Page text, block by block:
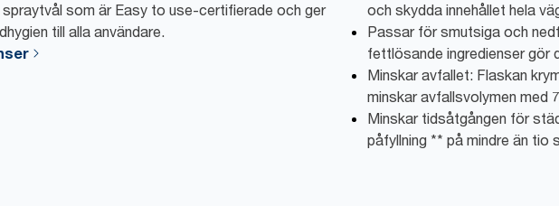
som är Easy to use-certifierade och ger
till alla användare.
och skydda innehållet hela
Passar för smutsiga och
fettlösande ingredienser gör
Minskar avfallet: Flaskan
minskar avfallsvolymen med
Minskar tidsåtgången för
påfyllning ** på mindre än tio